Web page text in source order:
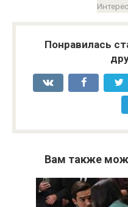
Понравилась
Вам также